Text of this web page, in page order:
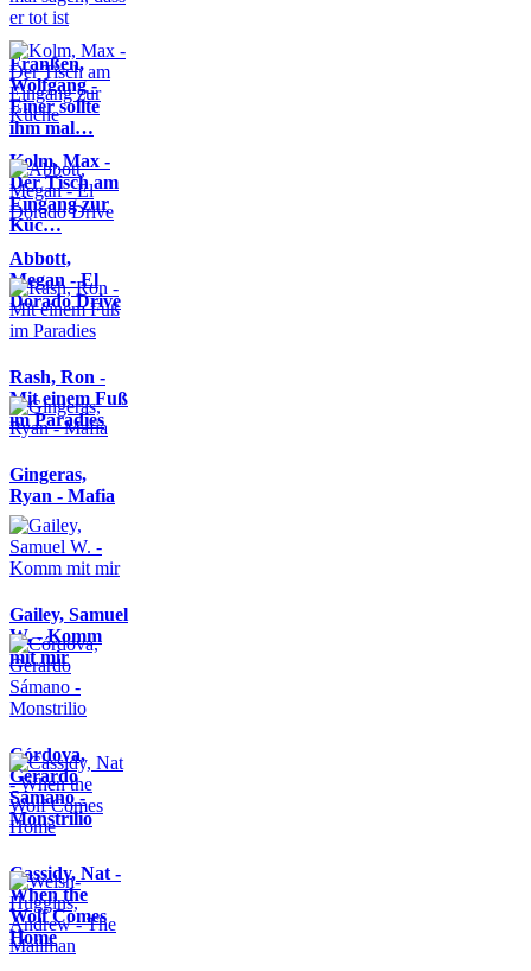
Franßen,
Wolfgang -
Einer sollte
ihm mal…
Kolm, Max -
Der Tisch am
Eingang zur
Küc…
Abbott,
Megan - El
Dorado Drive
Rash, Ron -
Mit einem Fuß
im Paradies
Gingeras,
Ryan - Mafia
Gailey, Samuel
W. - Komm
mit mir
Córdova,
Gerardo
Sámano -
Monstrilio
Cassidy, Nat -
When the
Wolf Comes
Home